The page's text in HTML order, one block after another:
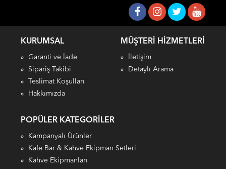
KURUMSAL
Garanti ve İade
Sipariş Takibi
Teslimat Koşulları
Hakkımızda
MÜŞTERI HIZMETLERI
İletişim
Detaylı Arama
POPÜLER KATEGORILER
Kampanyalı Ürünler
Kafe Bar & Kahve Ekipman Setleri
Kahve Ekipmanları